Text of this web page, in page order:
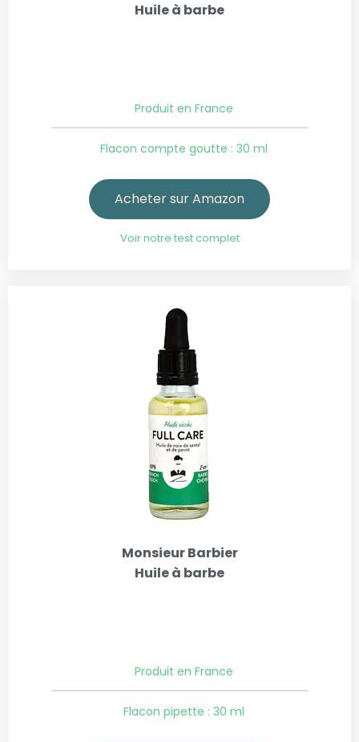
Huile à barbe
Produit en France
Flacon compte goutte : 30 ml
Acheter sur Amazon
Voir notre test complet
Monsieur Barbier
Huile à barbe
Produit en France
Flacon pipette : 30 ml